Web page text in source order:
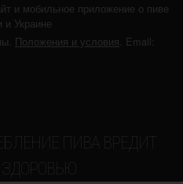
и мобильное приложение о пиве
и Украине
Положения и условия. Email:
ПИВА ВРЕДИТ